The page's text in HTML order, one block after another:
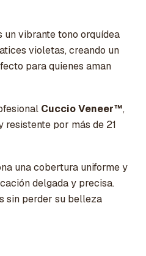
un vibrante tono orquídea
violetas, creando un
para quienes aman
Cuccio Veneer™,
por más de 21
una cobertura uniforme y
delgada y precisa.
sin perder su belleza